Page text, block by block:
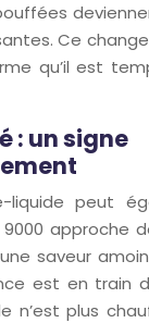
Ce
qu’il est
: un signe
peut
approche
saveur
est en train
n’est plus